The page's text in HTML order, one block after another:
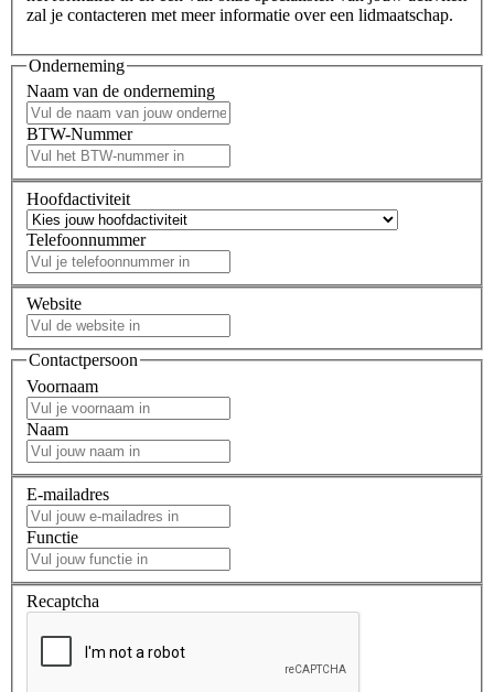
zal je contacteren met meer informatie over een lidmaatschap.
Onderneming
Naam van de onderneming
BTW-Nummer
Hoofdactiviteit
Telefoonnummer
Website
Contactpersoon
Voornaam
Naam
E-mailadres
Functie
Recaptcha